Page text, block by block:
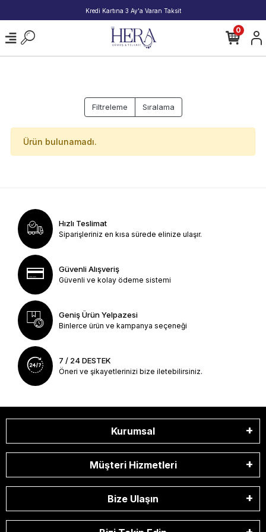
Kredi Kartına 3 Ay'a Varan Taksit
0
Filtreleme Sıralama
Ürün bulunamadı.
Hızlı Teslimat
Siparişleriniz en kısa sürede elinize ulaşır.
Güvenli Alışveriş
Güvenli ve kolay ödeme sistemi
Geniş Ürün Yelpazesi
Binlerce ürün ve kampanya seçeneği
7 / 24 DESTEK
Öneri ve şikayetlerinizi bize iletebilirsiniz.
Kurumsal
Müşteri Hizmetleri
Bize Ulaşın